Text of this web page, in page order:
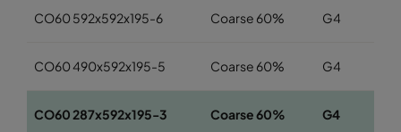
CO60 592x592x195-6 Coarse 60% G4
CO60 490x592x195-5 Coarse 60% G4
CO60 287x592x195-3 Coarse 60% G4